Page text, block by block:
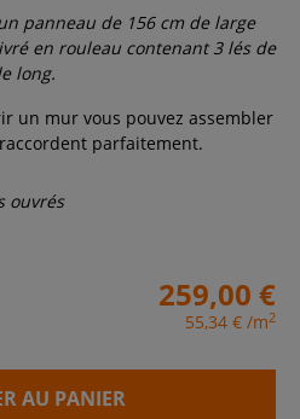
panneau de 156cm de large
en rouleau contenant3lés de
long.
un mur vous pouvez assembler
parfaitement.
ouvrés
259,00 €
55,34 € /m2
AU PANIER